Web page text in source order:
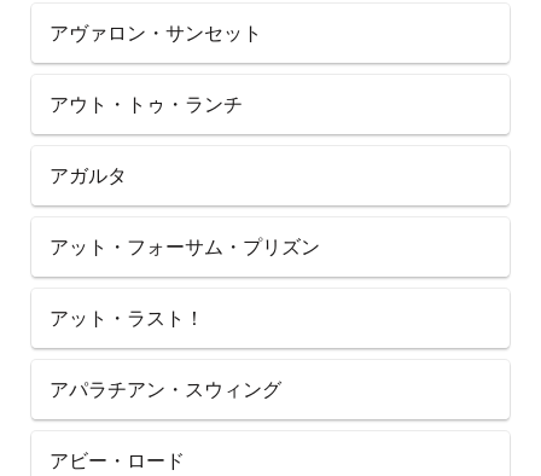
アヴァロン・サンセット
アウト・トゥ・ランチ
アガルタ
アット・フォーサム・プリズン
アット・ラスト！
アパラチアン・スウィング
アビー・ロード